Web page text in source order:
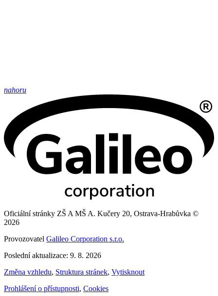
nahoru
Oficiální stránky ZŠ A MŠ A. Kučery 20, Ostrava-Hrabůvka ©
2026
Provozovatel Galileo Corporation s.r.o.
Poslední aktualizace: 9. 8. 2026
Změna vzhledu, Struktura stránek, Vytisknout
Prohlášení o přístupnosti, Cookies